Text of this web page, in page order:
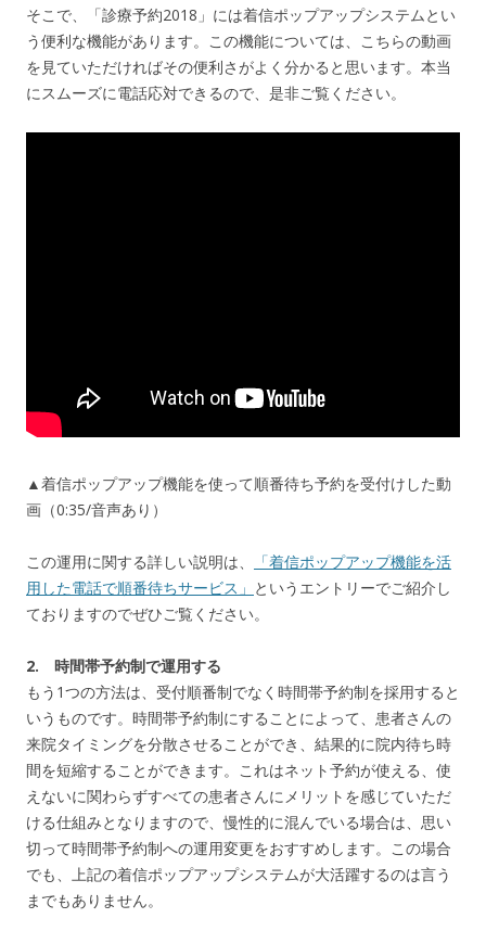
そこで、「診療予約2018」には着信ポップアップシステムとい
う便利な機能があります。この機能については、こちらの動画
を見ていただければその便利さがよく分かると思います。本当
にスムーズに電話応対できるので、是非ご覧ください。
▲着信ポップアップ機能を使って順番待ち予約を受付けした動
画（0:35/音声あり）
この運用に関する詳しい説明は、
「着信ポップアップ機能を活
用した電話で順番待ちサービス」 というエントリーでご紹介し
ておりますのでぜひご覧ください。
2. 時間帯予約制で運用する
もう1つの方法は、受付順番制でなく時間帯予約制を採用すると
いうものです。時間帯予約制にすることによって、患者さんの
来院タイミングを分散させることができ、結果的に院内待ち時
間を短縮することができます。これはネット予約が使える、使
えないに関わらずすべての患者さんにメリットを感じていただ
ける仕組みとなりますので、慢性的に混んでいる場合は、思い
切って時間帯予約制への運用変更をおすすめします。この場合
でも、上記の着信ポップアップシステムが大活躍するのは言う
までもありません。